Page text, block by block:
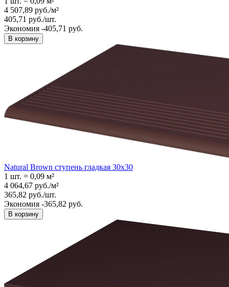
4 507,89 руб./м²
405,71 руб./шт.
Экономия -405,71 руб.
В корзину
Natural Brown ступень гладкая 30x30
1 шт. = 0,09 м²
4 064,67 руб./м²
365,82 руб./шт.
Экономия -365,82 руб.
В корзину